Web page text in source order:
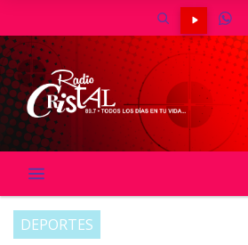
DEPORTES